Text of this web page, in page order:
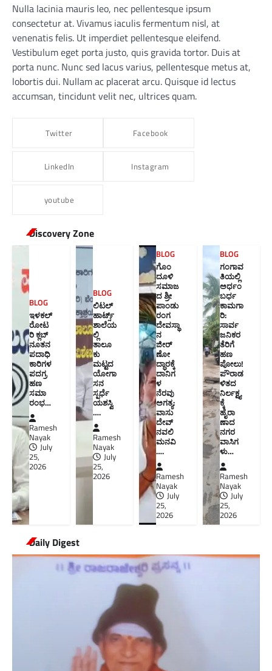
Nulla lacinia mauris leo, nec pellentesque ipsum
consectetur at. Vivamus iaculis fermentum nisl, at
venenatis felis. Ut imperdiet pellentesque eleifend.
Vestibulum eget porta justo, quis gravida tortor. Duis at
porta nunc. Nunc sed lacus varius, pellentesque metus at,
lobortis dui. Nullam ac placerat arcu. Quisque id lectus
accumsan, tincidunt velit nec, ultrices quam.
Twitter Facebook
LinkedIn Instagram
youtube
Discovery Zone
BLOG
ಇಳಕಲ್
ರೋಟ
ರಿ ಕ್ಲಬ್
ನೂತನ‌
ಪದಾಧಿ
ಕಾರಿಗಳ
ಪದಗ್ರ
ಹಣ
ಸಮಾ
ರಂಭ…
Ramesh
Nayak
July
25,
2026
BLOG
ಲಿಟಲ್
ಹಾರ್ಟ್ಸ್
ಶಾಲೆಯ
ಲ್ಲಿ
ತಾಲೂ
ಕು
ಮಟ್ಟದ
ಯೋಗಾ
ಸನ
ಸ್ಪರ್ಧೆ
ಯಶಸ್ವಿ
….
Ramesh
Nayak
July
25,
2026
BLOG
ಗೊಂ
ದೂಳಿ
ಸಮಾಜ
ದ ಶ್ರೀ
ಪಾಂಡು
ರಂಗ
ದೇವಸ್ಥಾ
ನ
ಜೀರ್
ಣೋ
ದ್ಧಾರಕ್ಕೆ
ದಾನಿಗ
ಳ
ನೆರವು
ಅಗತ್ಯ:
ವಾಸು
ದೇವ್
ನವಲಿ
ಮನವಿ​
….
Ramesh
Nayak
July
25,
2026
BLOG
ಗಂಗಾವ
ತಿಯಲ್ಲಿ
ಅರ್ಧಂ
ಬರ್ಧ
ಕಾಮಗಾ
ರಿ:
ಸಾರ್ವ
ಜನಿಕರ
ತೆರಿಗೆ
ಹಣ
ಪೋಲು!
ಪೌರಾಡ
ಳಿತದ
ನಿರ್ಲಕ್ಷ್ಯ
ಕ್ಕೆ
ಹೈರಾ
ಣಾದ
ನಗರ
ವಾಸಿಗ
ಳು​…
Ramesh
Nayak
July
25,
2026
Daily Digest